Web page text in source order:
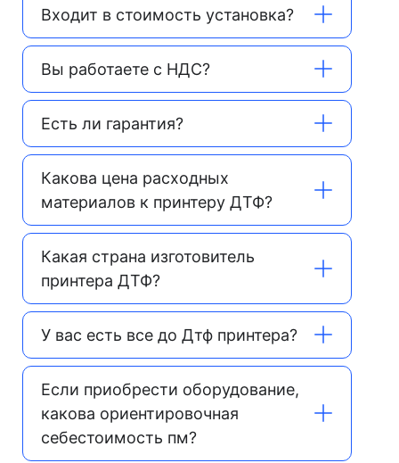
Входит в стоимость установка?
Вы работаете с НДС?
Есть ли гарантия?
Какова цена расходных
материалов к принтеру ДТФ?
Какая страна изготовитель
принтера ДТФ?
У вас есть все до Дтф принтера?
Если приобрести оборудование,
какова ориентировочная
себестоимость пм?